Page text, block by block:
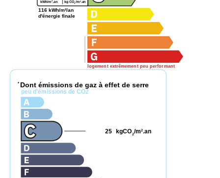
logement extrêmement peu performant
kWh/m 2 .an kg CO2/m2.an
116 kWh/m²/an
d'énergie finale
* Dont émissions de gaz à effet de serre
peu d'émissions de CO2
kgCO2/m2.an
25